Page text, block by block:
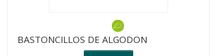
BASTONCILLOS DE ALGODON